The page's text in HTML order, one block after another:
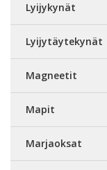
Lyijykynät
Lyijytäytekynät
Magneetit
Mapit
Marjaoksat